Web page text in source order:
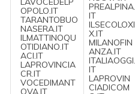
OPOLO.IT
TARANTOBUO
NASERA.IT
ILMATTINOQU
OTIDIANO.IT
ACI.IT
LAPROVINCIA
CR.IT
VOCEDIMANT
OVA.IT
PREALPINA.
IT
ILSECOLOXI
X.IT
MILANOFIN
ANZA.IT
ITALIAOGGI.
IT
LAPROVIN
CIADICOM